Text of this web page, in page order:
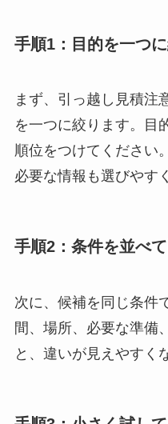
手順1：目的を一つ
まず、引っ越し見積注
を一つに絞ります。目
順位をつけてください
必要な情報も選びやす
手順2：条件を並べ
次に、候補を同じ条件
間、場所、必要な準備
と、違いが見えやすく